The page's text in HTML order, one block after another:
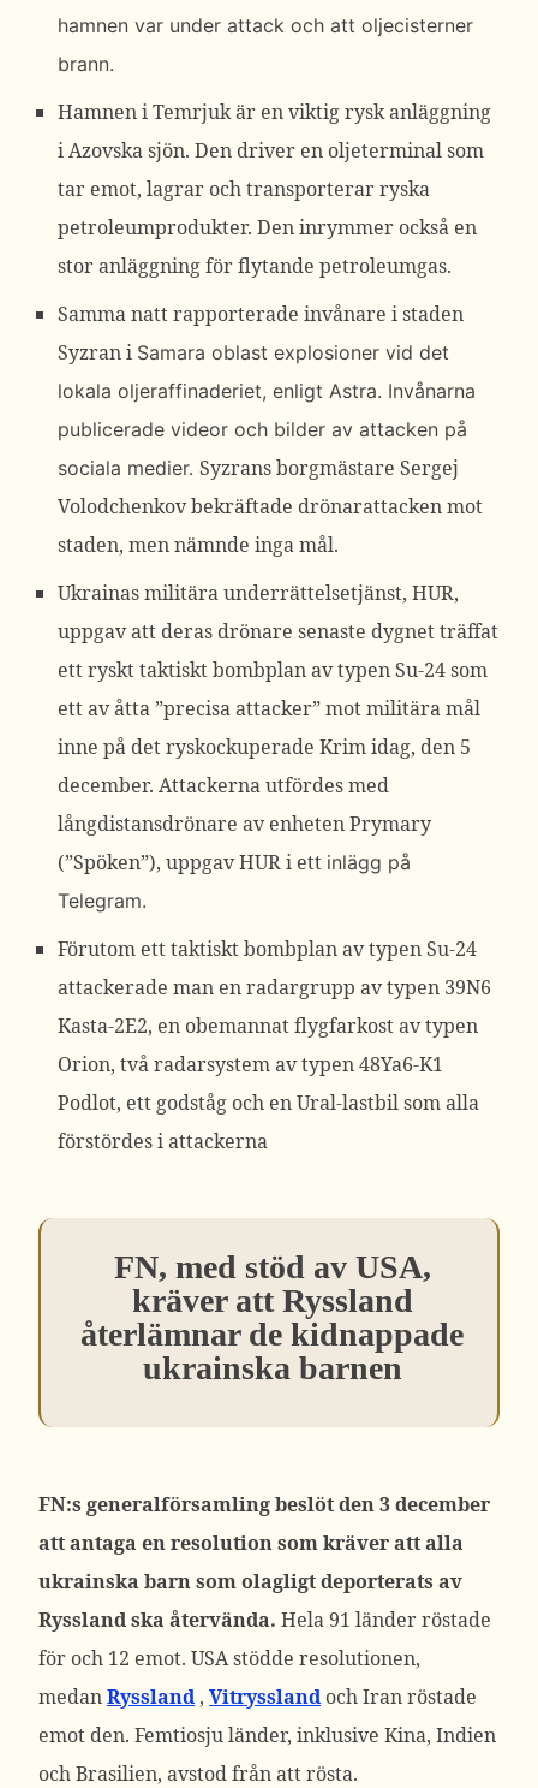
hamnen var under attack och att oljecisterner
brann.
Hamnen i Temrjuk är en viktig rysk anläggning
i Azovska sjön. Den driver en oljeterminal som
tar emot, lagrar och transporterar ryska
petroleumprodukter. Den inrymmer också en
stor anläggning för flytande petroleumgas.
Samma natt rapporterade invånare i staden
Syzran i Samara oblast explosioner vid det
lokala oljeraffinaderiet, enligt Astra. Invånarna
publicerade videor och bilder av attacken på
sociala medier. Syzrans borgmästare Sergej
Volodchenkov bekräftade drönarattacken mot
staden, men nämnde inga mål.
Ukrainas militära underrättelsetjänst, HUR,
uppgav att deras drönare senaste dygnet träffat
ett ryskt taktiskt bombplan av typen Su-24 som
ett av åtta ”precisa attacker” mot militära mål
inne på det ryskockuperade Krim idag, den 5
december. Attackerna utfördes med
långdistansdrönare av enheten Prymary
(”Spöken”), uppgav HUR i ett inlägg på
Telegram.
Förutom ett taktiskt bombplan av typen Su-24
attackerade man en radargrupp av typen 39N6
Kasta-2E2, en obemannat flygfarkost av typen
Orion, två radarsystem av typen 48Ya6-K1
Podlot, ett godståg och en Ural-lastbil som alla
förstördes i attackerna
FN, med stöd av USA,
kräver att Ryssland
återlämnar de kidnappade
ukrainska barnen
FN:s generalförsamling beslöt den 3 december
att antaga en resolution som kräver att alla
ukrainska barn som olagligt deporterats av
Ryssland ska återvända. Hela 91 länder röstade
för och 12 emot. USA stödde resolutionen,
medanRyssland, Vitrysslandoch Iran röstade
emot den. Femtiosju länder, inklusive Kina, Indien
och Brasilien, avstod från att rösta.